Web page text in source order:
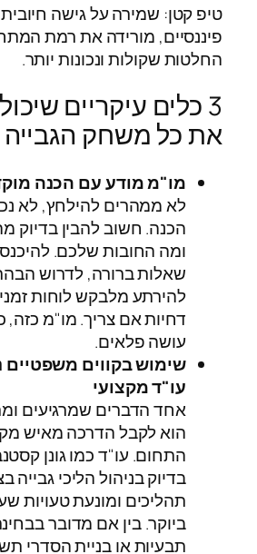
טיפ קטן: שמירה על גישה
פיננסיים, מורידה את רמת
החלטות שקולות ונכונות יותר.
3 כלים עיקריים
את כל משחק הגבייה
מו"מ מודע עם הכנה
לא ממהרים להילחץ, לא
הכנה. חשוב להבין בדיוק
ומה החובות שלכם.
שאלות ברורה, לדרוש
להירתע מלבקש לוחות
דחיות אם צריך. מו"מ כזה,
עושה פלאים.
שימוש בקווים משפטיים
עו"ד מקצועי
אחד הדברים שמרגיעים
הוא לקבל הדרכה מאיש
התחום. עו"ד כמו גונן
בדיוק בניהול הליכי
תהליכים ומונעת טעויות
ביוקר. בין אם מדובר
תבעיות או בניית הסדרי